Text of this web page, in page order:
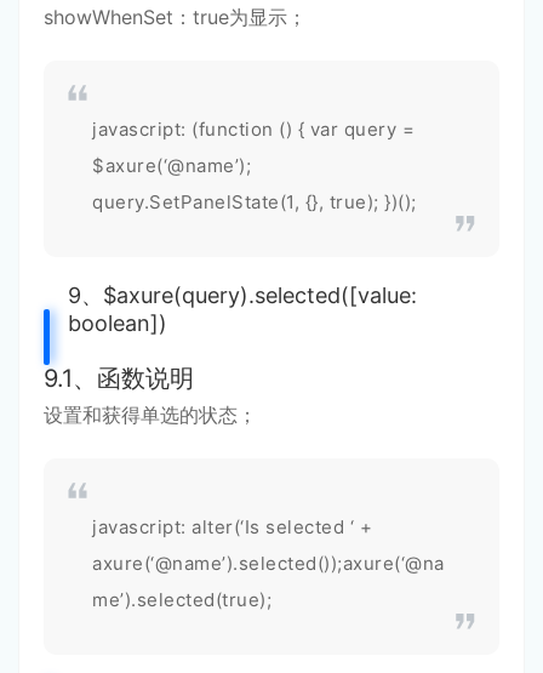
showWhenSet：true为显示；
javascript: (function () { var query =
$axure(‘@name’);
query.SetPanelState(1, {}, true); })();
9、$axure(query).selected([value:
boolean])
9.1、函数说明
设置和获得单选的状态；
javascript: alter(‘Is selected ‘ +
axure(‘@name’).selected());axure(‘@na
me’).selected(true);